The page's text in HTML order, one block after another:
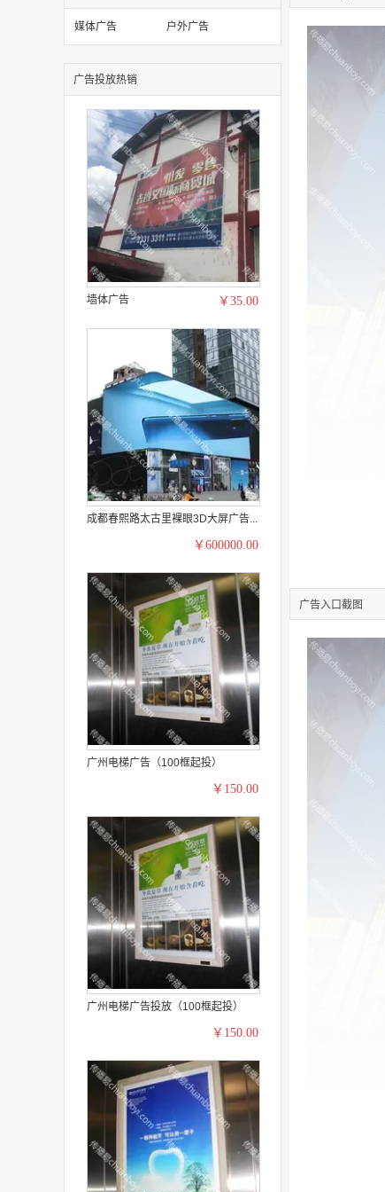
媒体广告 户外广告
广告投放热销
墙体广告 ￥35.00
成都春熙路太古里裸眼3D大屏广告...
￥600000.00
广州电梯广告（100框起投）
￥150.00
广州电梯广告投放（100框起投）
￥150.00
广告入口截图